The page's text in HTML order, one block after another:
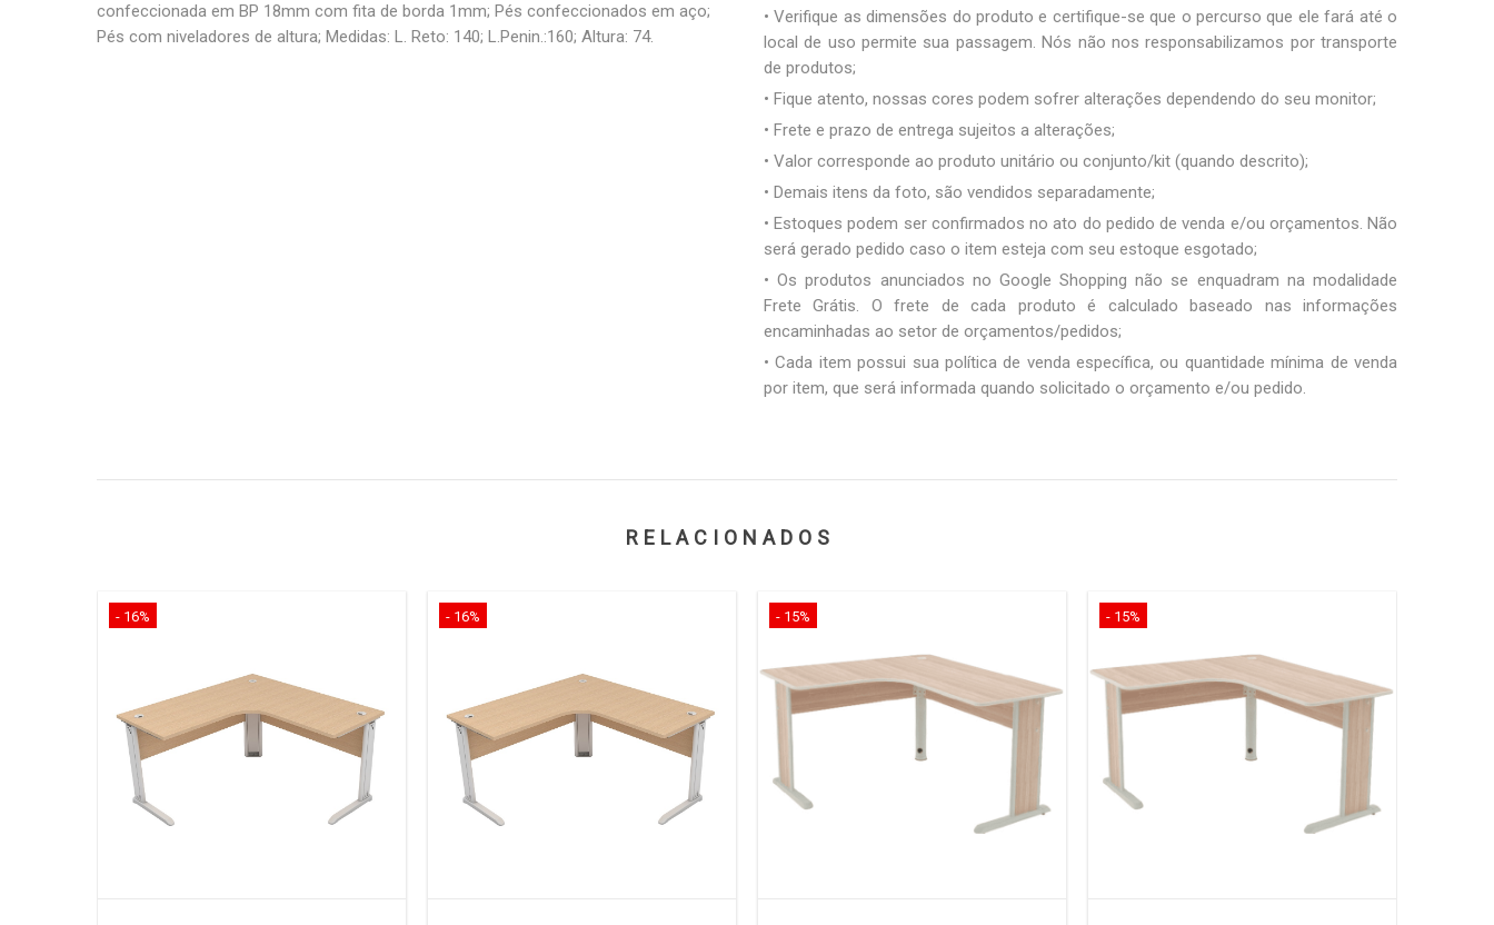
confeccionada em BP 18mm com fita de borda 1mm; Pés confeccionados em aço;
Pés com niveladores de altura; Medidas: L. Reto: 140; L.Penin.:160; Altura: 74.
• Verifique as dimensões do produto e certifique-se que o percurso que ele fará até o
local de uso permite sua passagem. Nós não nos responsabilizamos por transporte
de produtos;
• Fique atento, nossas cores podem sofrer alterações dependendo do seu monitor;
• Frete e prazo de entrega sujeitos a alterações;
• Valor corresponde ao produto unitário ou conjunto/kit (quando descrito);
• Demais itens da foto, são vendidos separadamente;
• Estoques podem ser confirmados no ato do pedido de venda e/ou orçamentos. Não
será gerado pedido caso o item esteja com seu estoque esgotado;
• Os produtos anunciados no Google Shopping não se enquadram na modalidade
Frete Grátis. O frete de cada produto é calculado baseado nas informações
encaminhadas ao setor de orçamentos/pedidos;
• Cada item possui sua política de venda específica, ou quantidade mínima de venda
por item, que será informada quando solicitado o orçamento e/ou pedido.
RELACIONADOS
- 16% - 16% - 15% - 15%